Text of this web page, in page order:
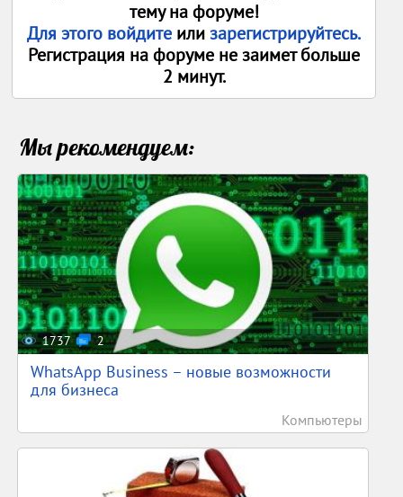
тему на форуме!
Для этого войдите илизарегистрируйтесь.
Регистрация на форуме не заимет больше
2 минут.
Мы рекомендуем:
1737 2
WhatsApp Business – новые возможности
для бизнеса
Компьютеры